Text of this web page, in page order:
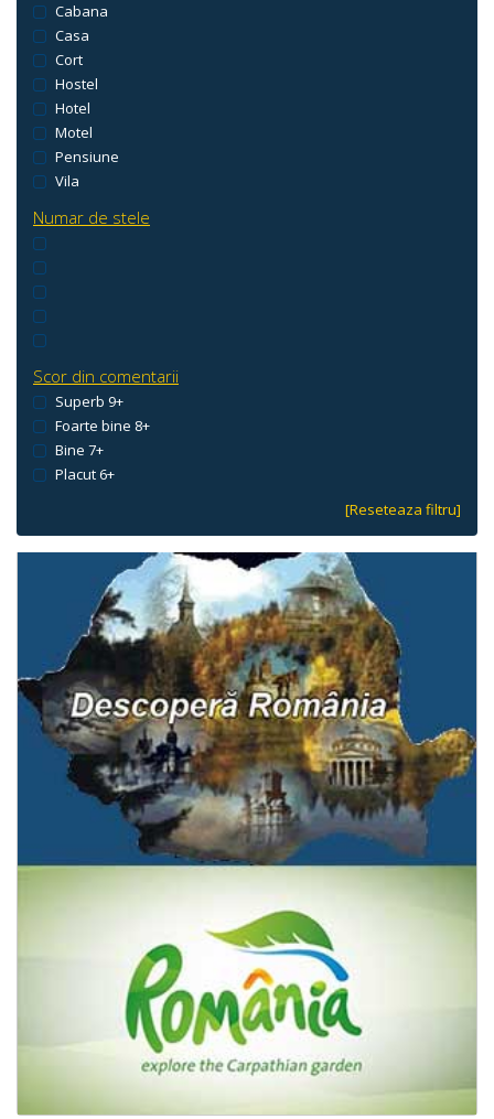
Cabana
Casa
Cort
Hostel
Hotel
Motel
Pensiune
Vila
Numar de stele
Scor din comentarii
Superb 9+
Foarte bine 8+
Bine 7+
Placut 6+
[Reseteaza filtru]